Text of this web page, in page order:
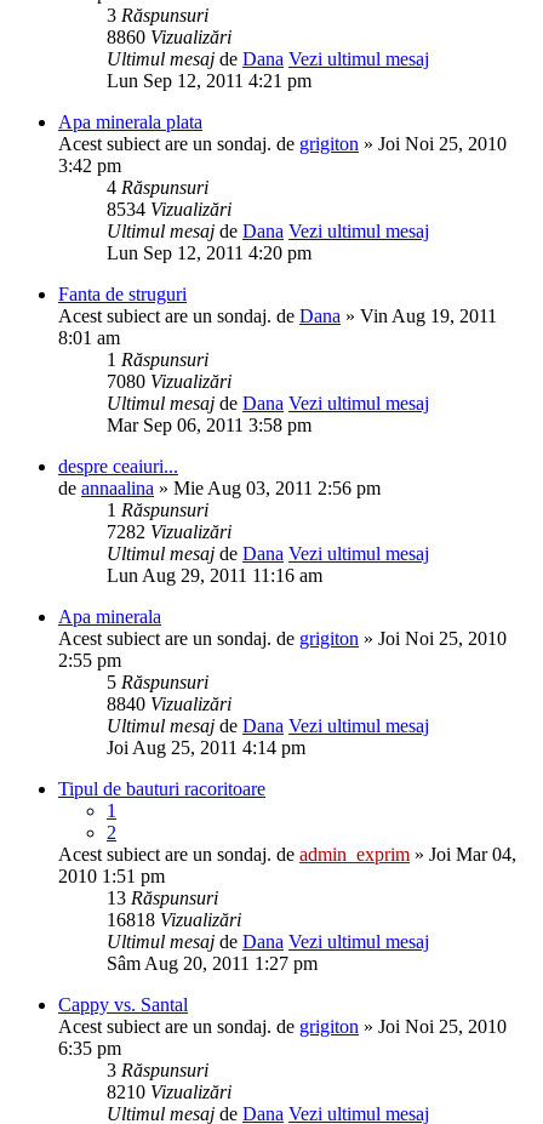
3 Răspunsuri
8860 Vizualizări
Ultimul mesaj de Dana Vezi ultimul mesaj
Lun Sep 12, 2011 4:21 pm
Apa minerala plata
Acest subiect are un sondaj. de grigiton » Joi Noi 25, 2010
3:42 pm
4 Răspunsuri
8534 Vizualizări
Ultimul mesaj de Dana Vezi ultimul mesaj
Lun Sep 12, 2011 4:20 pm
Fanta de struguri
Acest subiect are un sondaj. de Dana » Vin Aug 19, 2011
8:01 am
1 Răspunsuri
7080 Vizualizări
Ultimul mesaj de Dana Vezi ultimul mesaj
Mar Sep 06, 2011 3:58 pm
despre ceaiuri...
de annaalina » Mie Aug 03, 2011 2:56 pm
1 Răspunsuri
7282 Vizualizări
Ultimul mesaj de Dana Vezi ultimul mesaj
Lun Aug 29, 2011 11:16 am
Apa minerala
Acest subiect are un sondaj. de grigiton » Joi Noi 25, 2010
2:55 pm
5 Răspunsuri
8840 Vizualizări
Ultimul mesaj de Dana Vezi ultimul mesaj
Joi Aug 25, 2011 4:14 pm
Tipul de bauturi racoritoare
1
2
Acest subiect are un sondaj. de admin_exprim » Joi Mar 04,
2010 1:51 pm
13 Răspunsuri
16818 Vizualizări
Ultimul mesaj de Dana Vezi ultimul mesaj
Sâm Aug 20, 2011 1:27 pm
Cappy vs. Santal
Acest subiect are un sondaj. de grigiton » Joi Noi 25, 2010
6:35 pm
3 Răspunsuri
8210 Vizualizări
Ultimul mesaj de Dana Vezi ultimul mesaj